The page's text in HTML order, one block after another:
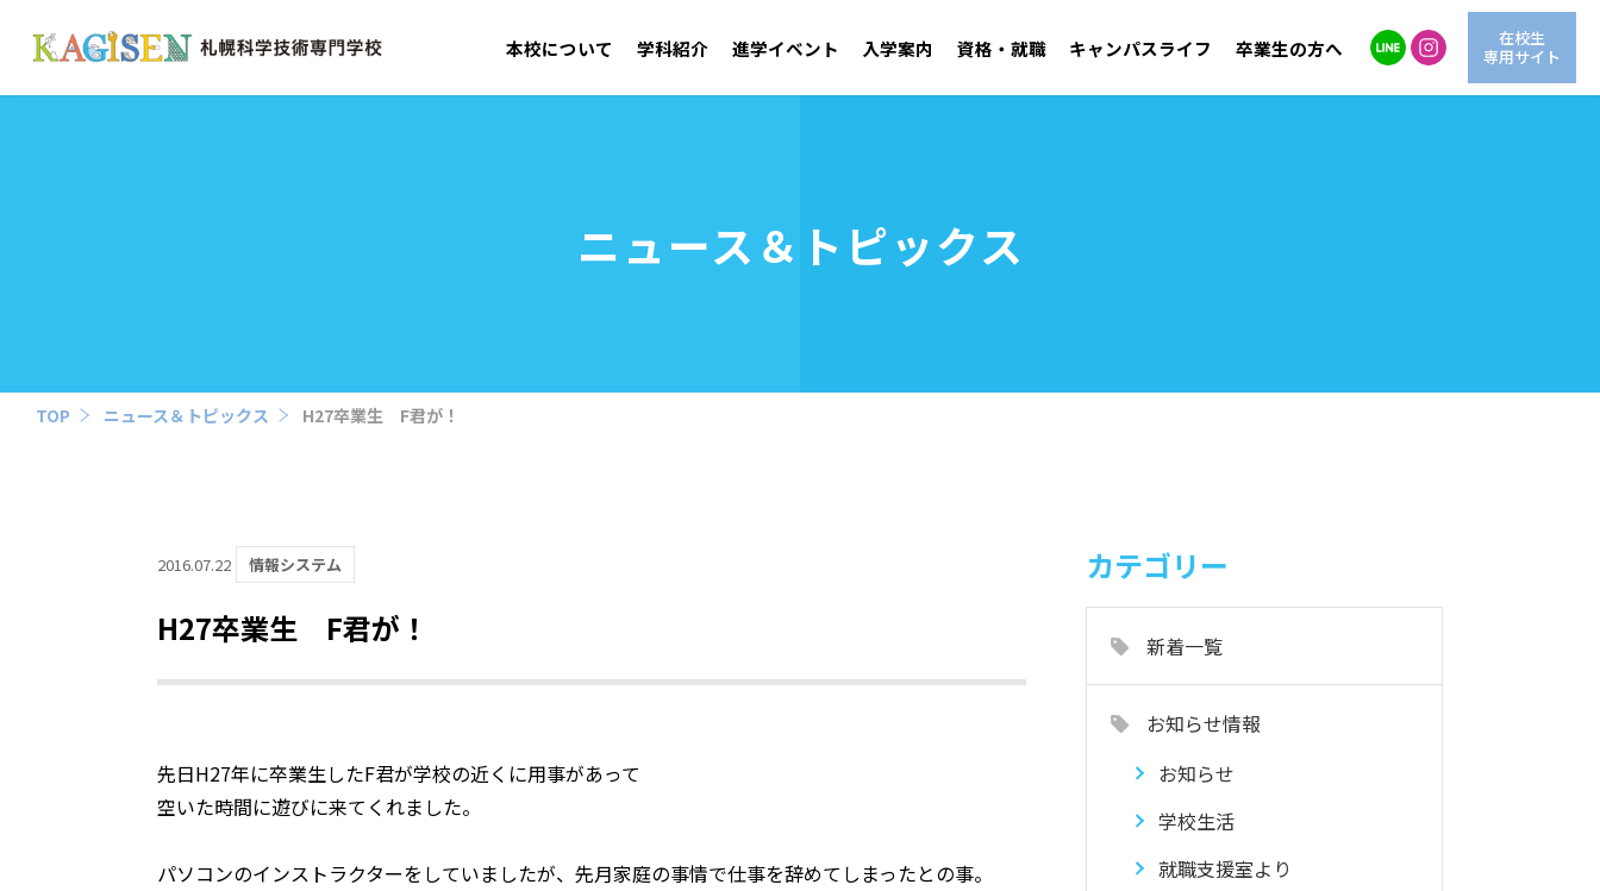
本校について 学科紹介 進学イベント 入学案内
アドミッションポリシー 募集要項
資格・就職
取得可能資格 就職実績 OB・OG紹介
キャンパスライフ
学生支援センター 年間行事・クラブ活動
卒業生の方へ
在校生
専用サイト
ニュース＆トピックス
TOP ニュース＆トピックス H27卒業生 F君が！
2016.07.22 情報システム
H27卒業生 F君が！
先日H27年に卒業生したF君が学校の近くに用事があって
空いた時間に遊びに来てくれました。
パソコンのインストラクターをしていましたが、先月家庭の事情で仕事を辞めてしまったとの事。
カテゴリー
新着一覧
お知らせ情報
お知らせ
学校生活
就職支援室より